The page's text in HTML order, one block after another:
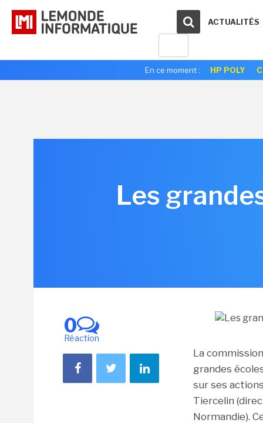
ACTUALITÉS
En ce moment : HP POLY
Les
0
Réaction
La
grandes
sur ses
Tiercelin
Normandie).